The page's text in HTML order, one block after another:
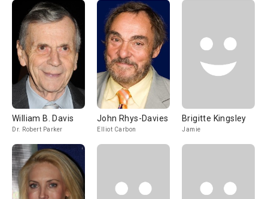
William B. Davis
Dr. Robert Parker
John Rhys-Davies
Elliot Carbon
Brigitte Kingsley
Jamie